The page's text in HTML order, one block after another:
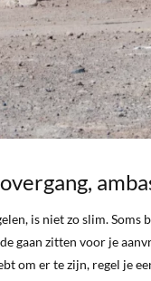
is niet zo slim.
gaan zitten voor je
om er te zijn, regel je